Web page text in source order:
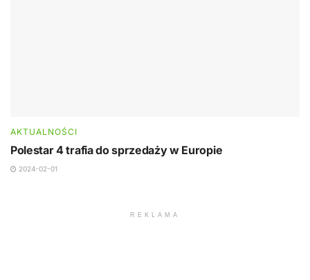
AKTUALNOŚCI
Polestar 4 trafia do sprzedaży w Europie
2024-02-01
REKLAMA